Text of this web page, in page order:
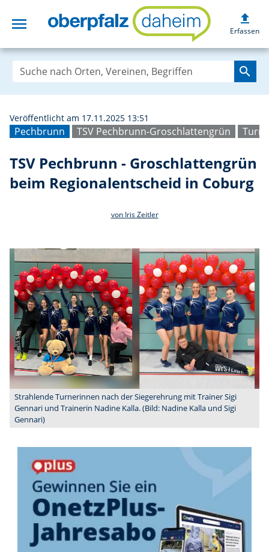
menu TSV
upload
Erfassen
search
Pechbrunn TSV Pechbrunn-Groschlattengrün
Veröffentlicht am 17.11.2025 13:51
TSV Pechbrunn - Groschlattengrün
beim Regionalentscheid in Coburg
von Iris Zeitler
Strahlende Turnerinnen nach der Siegerehrung mit Trainer Sigi
Gennari und Trainerin Nadine Kalla. (Bild: Nadine Kalla und Sigi
Gennari)